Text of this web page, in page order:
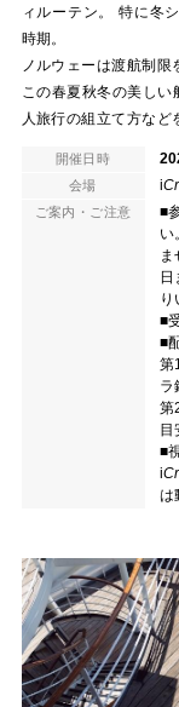
ィルーテン。 特に冬
時期。
ノルウェーは渡航制限
この春夏秋冬の美し
人旅行の組立て方など
開催日時
会場 i
ご案内・ご注意
■
い
り
■
■
第
ラ
第
目
■
i
は